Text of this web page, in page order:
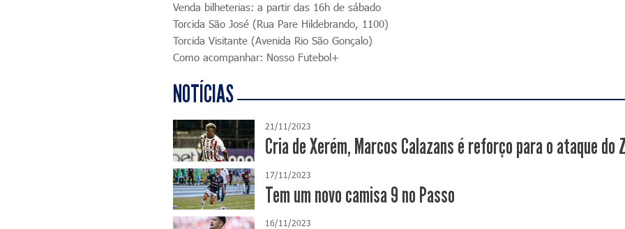
Venda bilheterias: a partir das 16h de sábado
Torcida São José (Rua Pare Hildebrando, 1100)
Torcida Visitante (Avenida Rio São Gonçalo)
Como acompanhar: Nosso Futebol+
NOTÍCIAS
21/11/2023
Cria de Xerém, Marcos Calazans é reforço para o ataque do
17/11/2023
Tem um novo camisa 9 no Passo
16/11/2023